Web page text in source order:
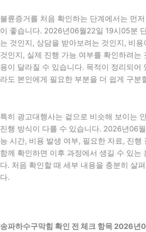
불륜증거를 처음 확인하는 단계에서는 먼
이 좋습니다. 2026년06월22일 19시05분
는 것인지, 상담을 받아보려는 것인지, 비
것인지, 실제 진행 가능 여부를 확인하려는
용이 달라질 수 있습니다. 목적이 정리되어
라도 본인에게 필요한 부분을 더 쉽게 구분
특히 광고대행사는 겉으로 비슷해 보이는
진행 방식이 다를 수 있습니다. 2026년06
능 시간, 비용 발생 여부, 필요한 자료, 진행
함께 확인하면 이후 과정에서 생길 수 있는
다. 처음 확인할 때 세부 내용을 충분히 살
다.
송파하수구막힘 확인 전 체크 항목 2026